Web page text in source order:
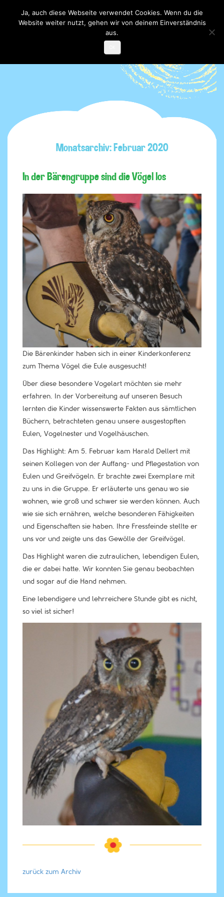
Toggle

Monatsarchiv: Februar 2020
In der Bärengruppe sind die Vögel los
Die Bärenkinder haben sich in einer Kinderkonferenz
zum Thema Vögel die Eule ausgesucht!
Über diese besondere Vogelart möchten sie mehr
erfahren. In der Vorbereitung auf unseren Besuch
lernten die Kinder wissenswerte Fakten aus sämtlichen
Büchern, betrachteten genau unsere ausgestopften
Eulen, Vogelnester und Vogelhäuschen.
Das Highlight: Am 5. Februar kam Harald Dellert mit
seinen Kollegen von der Auffang- und Pflegestation von
Eulen und Greifvögeln. Er brachte zwei Exemplare mit
zu uns in die Gruppe. Er erläuterte uns genau wo sie
wohnen, wie groß und schwer sie werden können. Auch
wie sie sich ernähren, welche besonderen Fähigkeiten
und Eigenschaften sie haben. Ihre Fressfeinde stellte er
uns vor und zeigte uns das Gewölle der Greifvögel.
Das Highlight waren die zutraulichen, lebendigen Eulen,
die er dabei hatte. Wir konnten Sie genau beobachten
und sogar auf die Hand nehmen.
Eine lebendigere und lehrreichere Stunde gibt es nicht,
so viel ist sicher!
zurück zum Archiv
Ja, auch diese Webseite verwendet Cookies. Wenn du die
Website weiter nutzt, gehen wir von deinem Einverständnis
aus.